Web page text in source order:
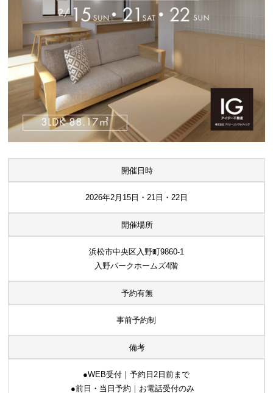
開催日時
2026年2月15日・21日・22日
開催場所
浜松市中央区入野町9860-1
入野パークホームズ4階
予約有無
事前予約制
備考
●WEB受付｜予約日2日前まで
●前日・当日予約｜お電話受付のみ